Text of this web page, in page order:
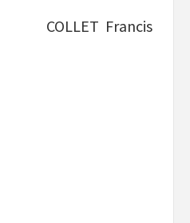
COLLET Francis